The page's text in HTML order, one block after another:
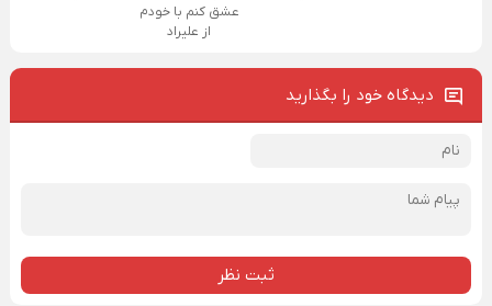
عشق کنم با خودم
از علیراد
دیدگاه خود را بگذارید
ثبت نظر